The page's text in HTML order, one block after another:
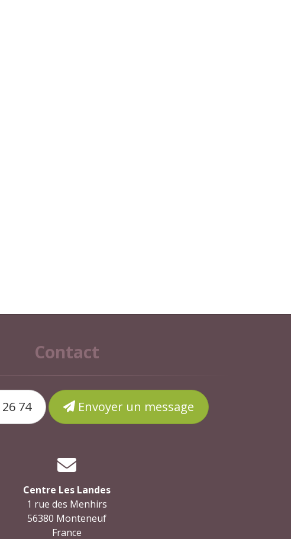
Contact
74 Envoyer un message
Centre Les Landes
1 rue des Menhirs
56380 Monteneuf
France